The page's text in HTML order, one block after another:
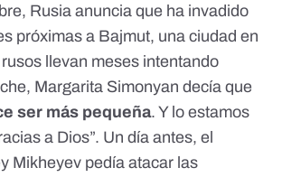
Rusia anuncia que ha invadido
próximas a Bajmut, una ciudad en
llevan meses intentando
Margarita Simonyan decía que
ser más pequeña. Y lo estamos
a Dios”. Un día antes, el
Mikheyev pedía atacar las